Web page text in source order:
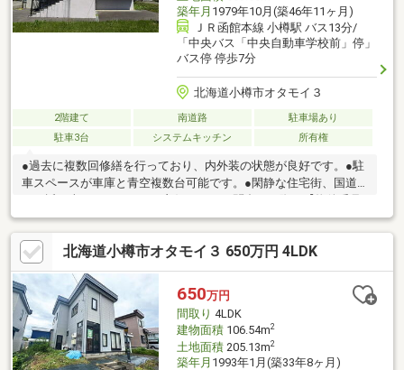
築年月 1979年10月(築46年11ヶ月)
ＪＲ函館本線 小樽駅 バス13分/
「中央バス「中央自動車学校前」停」
バス停 停歩7分
北海道小樽市オタモイ３
2階建て 南道路
駐車場あり
駐車3台
システムキッチン 所有権
●過去に複数回修繕を行っており、内外装の状態が良好です。●駐
車スペースが車庫と青空複数台可能です。●閑静な住宅街、国道
27582】とお伝えいただけるとスムーズにご対応できます。駐車
３台以上可、ＬＤＫ２０畳以上、土地100坪以上、南向き、シス
テムキッチン、全居室収納、南側道路面す、閑静な住宅地、前道
６ｍ以上、和室、始発駅、庭１０坪以上、庭、家庭菜園、シャワ
ー付洗面化粧台、トイレ２ヶ所、２階建、南庭、浴室に窓、シャ
ッター車庫、周辺交通量少なめ
北海道小樽市オタモイ３ 650万円 4LDK
650万円
間取り 4LDK
建物面積106.54m2
土地面積205.13m2
築年月 1993年1月(築33年8ヶ月)